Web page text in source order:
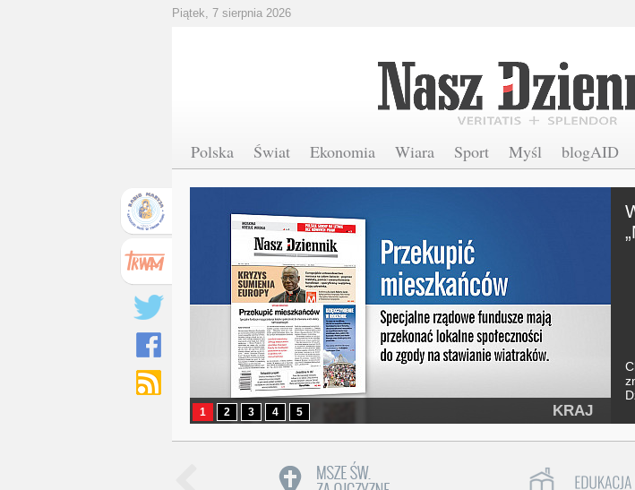
Piątek, 7 sierpnia 2026
Polska Świat Ekonomia Wiara Sport Myśl blogAID
KRAJ
1 2 3 4 5